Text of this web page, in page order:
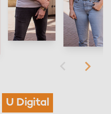
U Digital